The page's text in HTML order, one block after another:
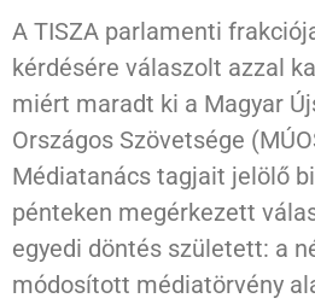
A TISZA parlamenti
kérdésére válaszolt azzal
miért maradt ki a Magyar
Országos Szövetsége
Médiatanács tagjait jelölő
pénteken megérkezett
egyedi döntés született: a
módosított médiatörvény